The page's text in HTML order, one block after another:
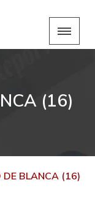
(16)
DE BLANCA (16)